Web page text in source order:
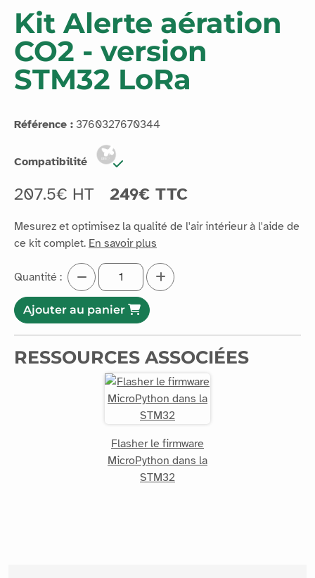
Kit Alerte aération
CO2 - version
STM32 LoRa
Référence : 3760327670344
Compatibilité
207.5€ HT 249€ TTC
Mesurez et optimisez la qualité de l'air intérieur à l'aide de
ce kit complet. En savoir plus
Quantité :
Ajouter au panier
RESSOURCES ASSOCIÉES
Flasher le firmware
MicroPython dans la
STM32